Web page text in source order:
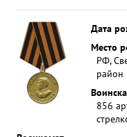
Дата
Место
РФ,
район
856